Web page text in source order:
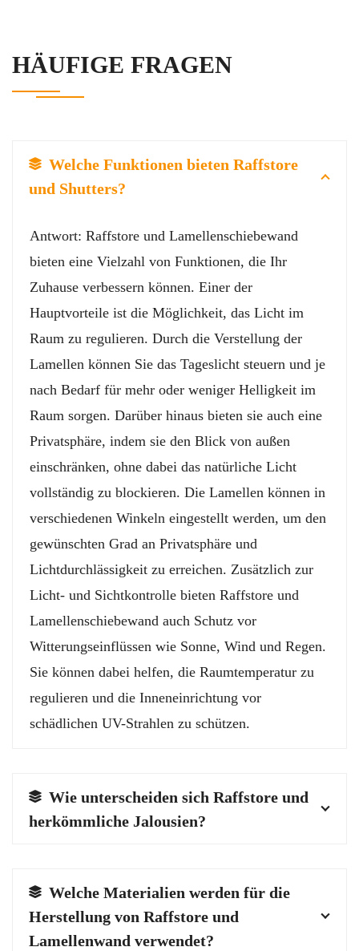
HÄUFIGE FRAGEN
Welche Funktionen bieten Raffstore
und Shutters?
Antwort: Raffstore und Lamellenschiebewand
bieten eine Vielzahl von Funktionen, die Ihr
Zuhause verbessern können. Einer der
Hauptvorteile ist die Möglichkeit, das Licht im
Raum zu regulieren. Durch die Verstellung der
Lamellen können Sie das Tageslicht steuern und je
nach Bedarf für mehr oder weniger Helligkeit im
Raum sorgen. Darüber hinaus bieten sie auch eine
Privatsphäre, indem sie den Blick von außen
einschränken, ohne dabei das natürliche Licht
vollständig zu blockieren. Die Lamellen können in
verschiedenen Winkeln eingestellt werden, um den
gewünschten Grad an Privatsphäre und
Lichtdurchlässigkeit zu erreichen. Zusätzlich zur
Licht- und Sichtkontrolle bieten Raffstore und
Lamellenschiebewand auch Schutz vor
Witterungseinflüssen wie Sonne, Wind und Regen.
Sie können dabei helfen, die Raumtemperatur zu
regulieren und die Inneneinrichtung vor
schädlichen UV-Strahlen zu schützen.
Wie unterscheiden sich Raffstore und
herkömmliche Jalousien?
Welche Materialien werden für die
Herstellung von Raffstore und
Lamellenwand verwendet?